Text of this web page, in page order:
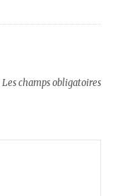
Les champs obligatoires